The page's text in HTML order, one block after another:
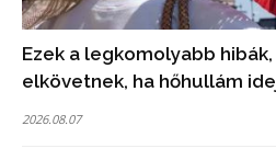
Ezek a legkomolyabb
elkövetnek, ha hőhullám
2026.08.07